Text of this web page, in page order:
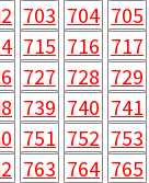
703 704 705
715 716 717
727 728 729
739 740 741
751 752 753
763 764 765